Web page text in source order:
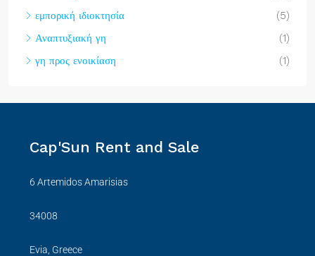
εμπορική ιδιοκτησία
(5)
Αναπτυξιακή γη
(1)
γη προς ενοικίαση
(1)
Cap'Sun Rent and Sale
6 Artemidos Amarisias
34008
Evia, Greece